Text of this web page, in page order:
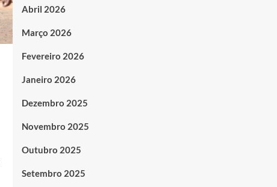
Abril 2026
Março 2026
Fevereiro 2026
Janeiro 2026
Dezembro 2025
Novembro 2025
Outubro 2025
Setembro 2025